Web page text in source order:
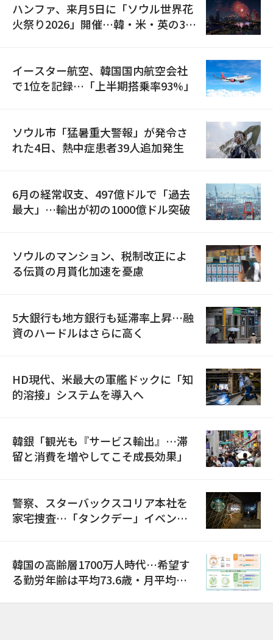
ハンファ、来月5日に「ソウル世界花
火祭り2026」開催…韓・米・英の3カ
イースター航空、韓国国内航空会社
で1位を記録…「上半期搭乗率93%」
ソウル市「猛暑重大警報」が発令さ
れた4日、熱中症患者39人追加発生
6月の経常収支、497億ドルで「過去
最大」…輸出が初の1000億ドル突破
ソウルのマンション、税制改正によ
る伝貰の月貰化加速を憂慮
5大銀行も地方銀行も延滞率上昇…融
資のハードルはさらに高く
HD現代、米最大の軍艦ドックに「知
的溶接」システムを導入へ
韓銀「観光も『サービス輸出』…滞
留と消費を増やしてこそ成長効果」
警察、スターバックスコリア本社を
家宅捜査…「タンクデー」イベント
韓国の高齢層1700万人時代…希望す
る勤労年齢は平均73.6歳・月平均賃